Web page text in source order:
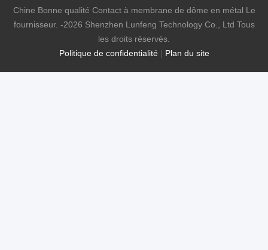
Politique de confidentialité| Plan du site
Chine Bonne qualité Contact à membrane de dôme en métal Le
fournisseur. -2026 Shenzhen Lunfeng Technology Co., Ltd Tous
les droits réservés.